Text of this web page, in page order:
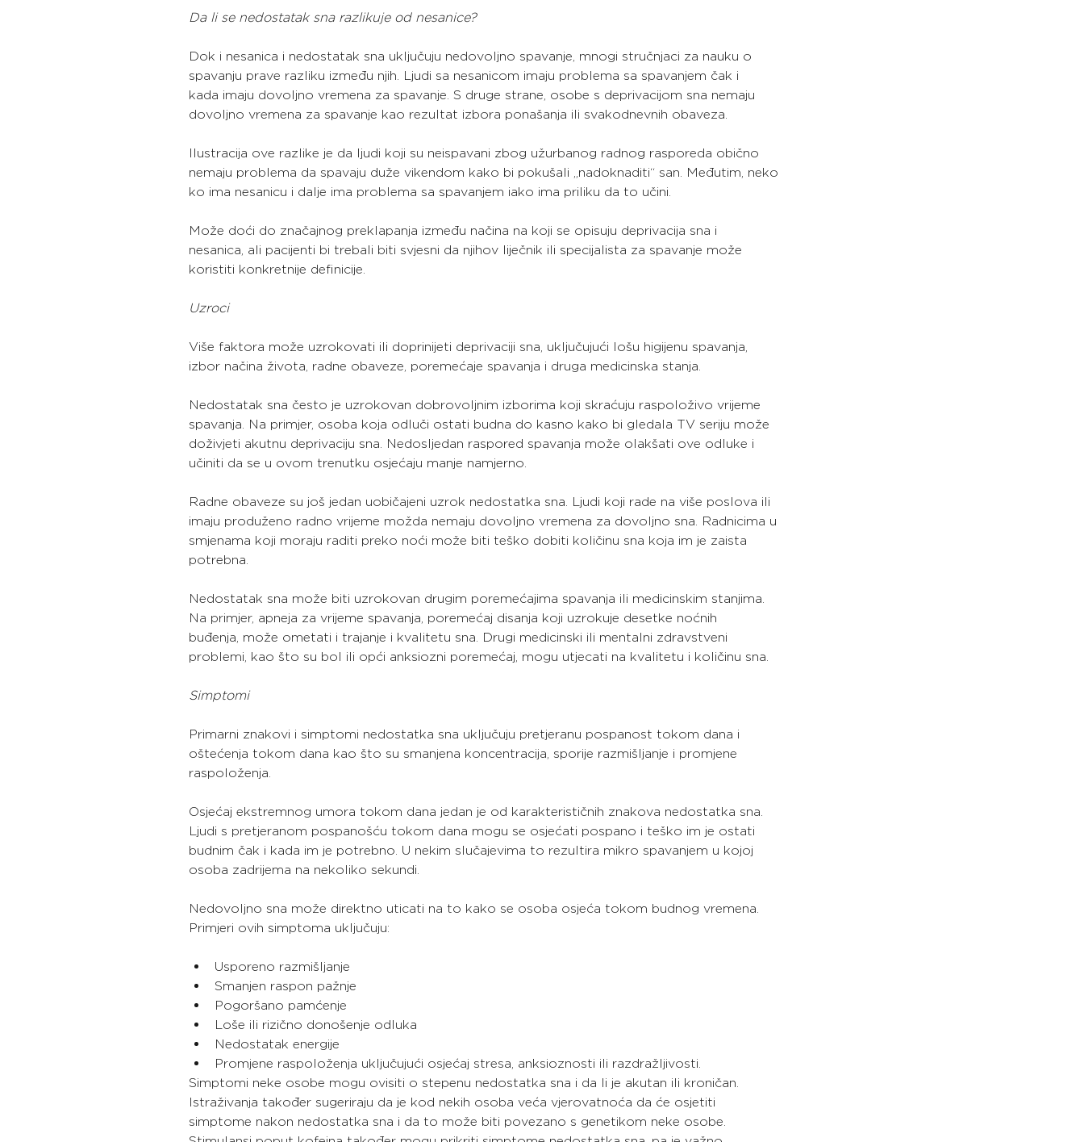
Da li se nedostatak sna razlikuje od nesanice?
Dok i nesanica i nedostatak sna uključuju nedovoljno spavanje, mnogi stručnjaci za nauku o
spavanju prave razliku između njih. Ljudi sa nesanicom imaju problema sa spavanjem čak i
kada imaju dovoljno vremena za spavanje. S druge strane, osobe s deprivacijom sna nemaju
dovoljno vremena za spavanje kao rezultat izbora ponašanja ili svakodnevnih obaveza.
Ilustracija ove razlike je da ljudi koji su neispavani zbog užurbanog radnog rasporeda obično
nemaju problema da spavaju duže vikendom kako bi pokušali „nadoknaditi“ san. Međutim, neko
ko ima nesanicu i dalje ima problema sa spavanjem iako ima priliku da to učini.
Može doći do značajnog preklapanja između načina na koji se opisuju deprivacija sna i
nesanica, ali pacijenti bi trebali biti svjesni da njihov liječnik ili specijalista za spavanje može
koristiti konkretnije definicije.
Uzroci
Više faktora može uzrokovati ili doprinijeti deprivaciji sna, uključujući lošu higijenu spavanja,
izbor načina života, radne obaveze, poremećaje spavanja i druga medicinska stanja.
Nedostatak sna često je uzrokovan dobrovoljnim izborima koji skraćuju raspoloživo vrijeme
spavanja. Na primjer, osoba koja odluči ostati budna do kasno kako bi gledala TV seriju može
doživjeti akutnu deprivaciju sna. Nedosljedan raspored spavanja može olakšati ove odluke i
učiniti da se u ovom trenutku osjećaju manje namjerno.
Radne obaveze su još jedan uobičajeni uzrok nedostatka sna. Ljudi koji rade na više poslova ili
imaju produženo radno vrijeme možda nemaju dovoljno vremena za dovoljno sna. Radnicima u
smjenama koji moraju raditi preko noći može biti teško dobiti količinu sna koja im je zaista
potrebna.
Nedostatak sna može biti uzrokovan drugim poremećajima spavanja ili medicinskim stanjima.
Na primjer, apneja za vrijeme spavanja, poremećaj disanja koji uzrokuje desetke noćnih
buđenja, može ometati i trajanje i kvalitetu sna. Drugi medicinski ili mentalni zdravstveni
problemi, kao što su bol ili opći anksiozni poremećaj, mogu utjecati na kvalitetu i količinu sna.
Simptomi
Primarni znakovi i simptomi nedostatka sna uključuju pretjeranu pospanost tokom dana i
oštećenja tokom dana kao što su smanjena koncentracija, sporije razmišljanje i promjene
raspoloženja.
Osjećaj ekstremnog umora tokom dana jedan je od karakterističnih znakova nedostatka sna.
Ljudi s pretjeranom pospanošću tokom dana mogu se osjećati pospano i teško im je ostati
budnim čak i kada im je potrebno. U nekim slučajevima to rezultira mikro spavanjem u kojoj
osoba zadrijema na nekoliko sekundi.
Nedovoljno sna može direktno uticati na to kako se osoba osjeća tokom budnog vremena.
Primjeri ovih simptoma uključuju:
Usporeno razmišljanje
Smanjen raspon pažnje
Pogoršano pamćenje
Loše ili rizično donošenje odluka
Nedostatak energije
Promjene raspoloženja uključujući osjećaj stresa, anksioznosti ili razdražljivosti.
Simptomi neke osobe mogu ovisiti o stepenu nedostatka sna i da li je akutan ili kroničan.
Istraživanja također sugeriraju da je kod nekih osoba veća vjerovatnoća da će osjetiti
simptome nakon nedostatka sna i da to može biti povezano s genetikom neke osobe.